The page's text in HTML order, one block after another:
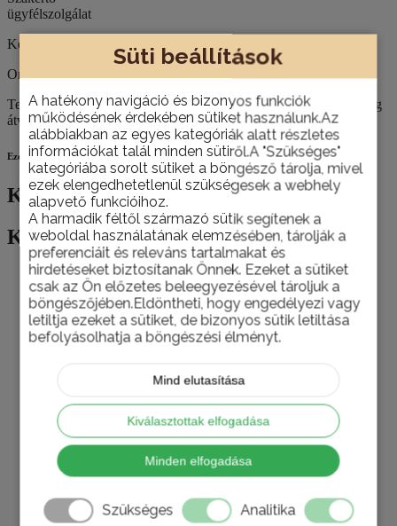
Süti beállítások
A hatékony navigáció és bizonyos funkciók
működésének érdekében sütiket használunk.Az
alábbiakban az egyes kategóriák alatt részletes
információkat talál minden sütiről.A "Szükséges"
kategóriába sorolt sütiket a böngésző tárolja, mivel
ezek elengedhetetlenül szükségesek a webhely
alapvető funkcióihoz.
A harmadik féltől származó sütik segítenek a
weboldal használatának elemzésében, tárolják a
preferenciáit és releváns tartalmakat és
hirdetéseket biztosítanak Önnek. Ezeket a sütiket
csak az Ön előzetes beleegyezésével tároljuk a
böngészőjében.Eldöntheti, hogy engedélyezi vagy
letiltja ezeket a sütiket, de bizonyos sütik letiltása
befolyásolhatja a böngészési élményt.
Mind elutasítása
Kiválasztottak elfogadása
Minden elfogadása
Szükséges
Analitika
ügyfélszolgálat
Kérje építkezéséhez, felújításához szaktanácsadóink segítségét!
Országos házhoz szállítás
Termékeinket nemcsak személyesen, telephelyünkön van lehetőség
átvenni, hanem házhoz is szállítjuk szükség esetén.
Ezek is érdekelhetik
Kapcsolódó termékek
Kapcsolódó termékek